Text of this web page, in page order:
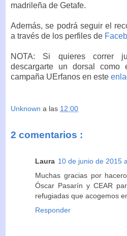
madrileña de Getafe.
Además, se podrá seguir el
a través de los perfiles de
NOTA: Si quieres correr
descargarte un dorsal
campaña UErfanos en este
Unknown a las 12:00
2 comentarios :
Laura 10 de junio de 2015
Muchas gracias por
Óscar Pasarín y CEAR
refugiadas que acogemos
Responder